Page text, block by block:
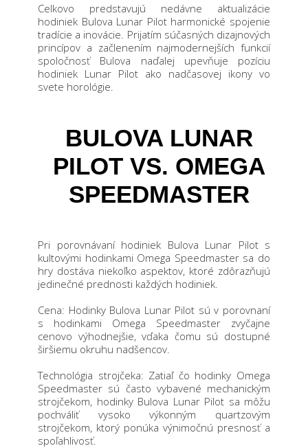
Celkovo predstavujú nedávne aktualizácie
hodiniek Bulova Lunar Pilot harmonické spojenie
tradície a inovácie. Prijatím súčasných dizajnových
princípov a začlenením najmodernejších funkcií
spoločnosť Bulova naďalej upevňuje pozíciu
hodiniek Lunar Pilot ako nadčasovej ikony vo
svete horológie.
BULOVA LUNAR
PILOT VS. OMEGA
SPEEDMASTER
Pri porovnávaní hodiniek Bulova Lunar Pilot s
kultovými hodinkami Omega Speedmaster sa do
hry dostáva niekoľko aspektov, ktoré zdôrazňujú
jedinečné prednosti každých hodiniek.
Cena: Hodinky Bulova Lunar Pilot sú v porovnaní
s hodinkami Omega Speedmaster zvyčajne
cenovo výhodnejšie, vďaka čomu sú dostupné
širšiemu okruhu nadšencov
Technológia strojčeka: Zatiaľ čo hodinky Omega
Speedmaster sú často vybavené mechanickým
strojčekom, hodinky Bulova Lunar Pilot sa môžu
pochváliť vysoko výkonným quartzovým
strojčekom, ktorý ponúka výnimočnú presnosť a
spoľahlivosť.